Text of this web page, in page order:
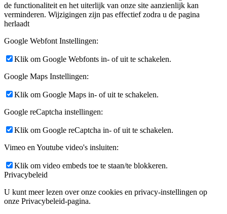
de functionaliteit en het uiterlijk van onze site aanzienlijk kan
verminderen. Wijzigingen zijn pas effectief zodra u de pagina
herlaadt
Google Webfont Instellingen:
Klik om Google Webfonts in- of uit te schakelen.
Google Maps Instellingen:
Klik om Google Maps in- of uit te schakelen.
Google reCaptcha instellingen:
Klik om Google reCaptcha in- of uit te schakelen.
Vimeo en Youtube video's insluiten:
Klik om video embeds toe te staan/te blokkeren.
Privacybeleid
U kunt meer lezen over onze cookies en privacy-instellingen op
onze Privacybeleid-pagina.